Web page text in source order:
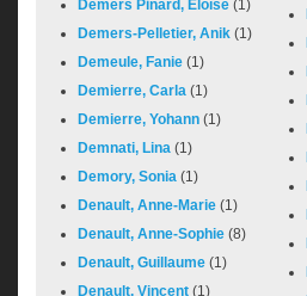
Demers Pinard, Éloïse (1)
Demers-Pelletier, Anik (1)
Demeule, Fanie (1)
Demierre, Carla (1)
Demierre, Yohann (1)
Demnati, Lina (1)
Demory, Sonia (1)
Denault, Anne-Marie (1)
Denault, Anne-Sophie (8)
Denault, Guillaume (1)
Denault, Vincent (1)